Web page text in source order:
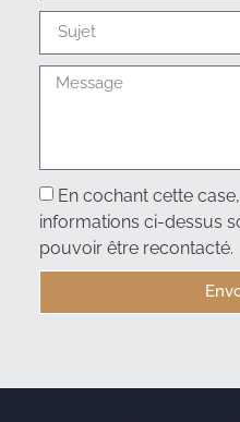
En cochant cette
informations ci-dessus
pouvoir être recontacté.